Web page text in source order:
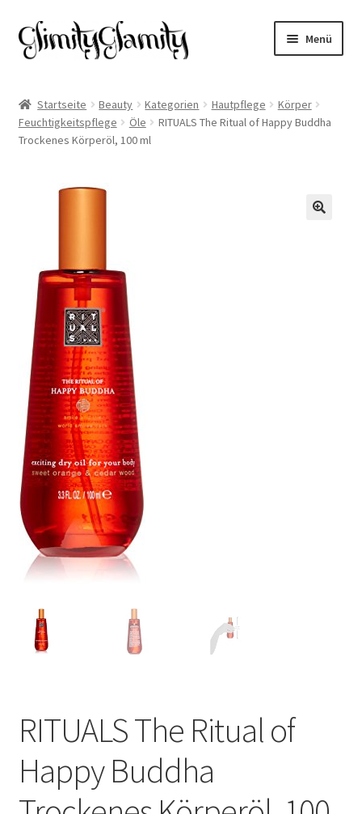
Zur
Navigation
Zum
Inhalt
Menü
Cookie-Richtlinie (EU)
Mein Konto
Warenkorb
Startseite Beauty Kategorien Hautpflege
Körper
Feuchtigkeitspflege
Öle
RITUALS The Ritual of Happy Buddha
Trockenes Körperöl, 100 ml
RITUALS The Ritual of
Happy Buddha